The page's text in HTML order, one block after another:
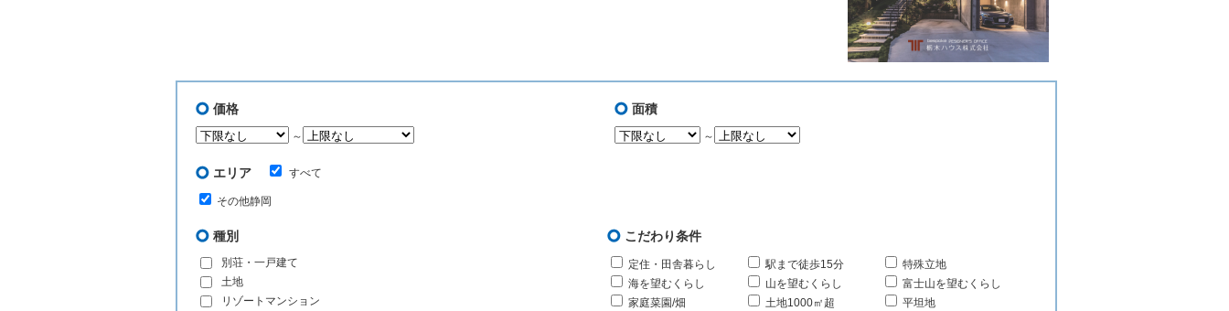
価格
～
面積
～
エリア すべて
その他静岡
種別
別荘・一戸建て
土地
リゾートマンション
こだわり条件
定住・田舎暮らし 駅まで徒歩15分
特殊立地
海を望むくらし
山を望むくらし
富士山を望むくらし
家庭菜園/畑
土地1000㎡超
平坦地